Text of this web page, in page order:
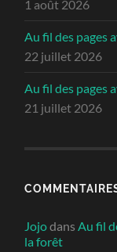
1 août 2026
Au fil des pages
22 juillet 2026
Au fil des pages
21 juillet 2026
JojodansAu fil
la forêt